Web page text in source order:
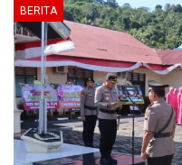
BERITA